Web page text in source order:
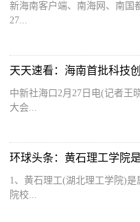
新海南客户端、南海网、南国
27...
天天速看：海南首批科技
中新社海口2月27日电(记者王
大会...
环球头条：黄石理工学院
1、黄石理工(湖北理工学院)
院校...